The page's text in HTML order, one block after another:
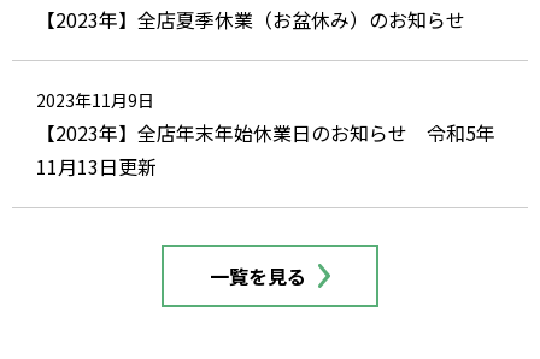
【2023年】全店夏季休業（お盆休み）のお知らせ
2023年11月9日
【2023年】全店年末年始休業日のお知らせ 令和5年
11月13日更新
一覧を見る